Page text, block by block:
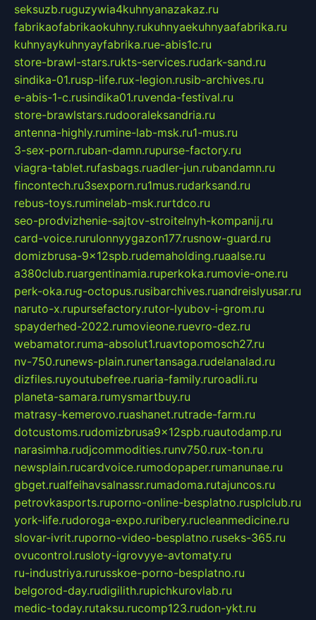
seksuzb.ruguzywia4kuhnyanazakaz.ru
fabrikaofabrikaokuhny.rukuhnyaekuhnyaafabrika.ru
kuhnyaykuhnyayfabrika.rue-abis1c.ru
store-brawl-stars.rukts-services.rudark-sand.ru
sindika-01.rusp-life.rux-legion.rusib-archives.ru
e-abis-1-c.rusindika01.ruvenda-festival.ru
store-brawlstars.rudooraleksandria.ru
antenna-highly.rumine-lab-msk.ru1-mus.ru
3-sex-porn.ruban-damn.rupurse-factory.ru
viagra-tablet.rufasbags.ruadler-jun.rubandamn.ru
fincontech.ru3sexporn.ru1mus.rudarksand.ru
rebus-toys.ruminelab-msk.rurtdco.ru
seo-prodvizhenie-sajtov-stroitelnyh-kompanij.ru
card-voice.rurulonnyygazon177.rusnow-guard.ru
domizbrusa-9x12spb.rudemaholding.ruaalse.ru
a380club.ruargentinamia.ruperkoka.rumovie-one.ru
perk-oka.rug-octopus.rusibarchives.ruandreislyusar.ru
naruto-x.rupursefactory.rutor-lyubov-i-grom.ru
spayderhed-2022.rumovieone.ruevro-dez.ru
webamator.ruma-absolut1.ruavtopomosch27.ru
nv-750.runews-plain.runertansaga.rudelanalad.ru
dizfiles.ruyoutubefree.ruaria-family.ruroadli.ru
planeta-samara.rumysmartbuy.ru
matrasy-kemerovo.ruashanet.rutrade-farm.ru
dotcustoms.rudomizbrusa9x12spb.ruautodamp.ru
narasimha.rudjcommodities.runv750.rux-ton.ru
newsplain.rucardvoice.rumodopaper.rumanunae.ru
gbget.rualfeihavsalnassr.rumadoma.rutajuncos.ru
petrovkasports.ruporno-online-besplatno.rusplclub.ru
york-life.rudoroga-expo.ruribery.rucleanmedicine.ru
slovar-ivrit.ruporno-video-besplatno.ruseks-365.ru
ovucontrol.rusloty-igrovyye-avtomaty.ru
ru-industriya.rurusskoe-porno-besplatno.ru
belgorod-day.rudigilith.rupichkurovlab.ru
medic-today.rutaksu.rucomp123.rudon-ykt.ru